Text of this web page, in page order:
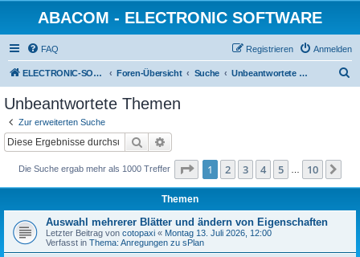
ABACOM - ELECTRONIC SOFTWARE
FAQ Anmelden
Registrieren
ELECTRONIC-SOFWARE-SHOP Foren-Übersicht Suche Unbeantwortete Themen
Unbeantwortete Themen
Zur erweiterten Suche
Suche
Die Suche ergab mehr als 1000 Treffer Seite 1von 10
1 2 3 4 5 10
Themen
Auswahl mehrerer Blätter und ändern von Eigenschaften
Letzter Beitrag von cotopaxi « Montag 13. Juli 2026, 12:00
Verfasst in Thema: Anregungen zu sPlan